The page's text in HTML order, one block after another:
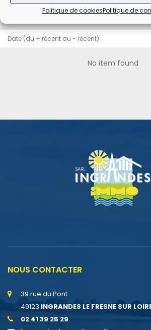
Politique de cookiesPolitique de
A VENDRE A LOUER
Date (du + récent au - récent)
No item found
NOUS CONTACTER
39 rue du Pont
49123 INGRANDES LE FRESNE SUR
02 41 39 25 29